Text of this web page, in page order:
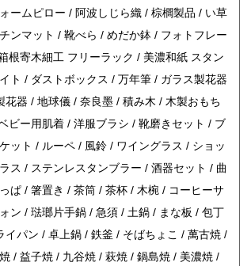
ームピロー / 阿波しじら織 / 棕櫚製品 / い草
ンマット / 靴べら / めだか鉢 / フォトフレー
根寄木細工 フリーラック / 美濃和紙 スタン
イト / ダストボックス / 万年筆 / ガラス製花器
花器 / 地球儀 / 奈良墨 / 積み木 / 木製おもち
ビー用肌着 / 洋服ブラシ / 靴磨きセット / ブ
ット / ルーペ / 風鈴 / ワイングラス / ショッ
ラス / ステンレスタンブラー / 酒器セット / 曲
ぱ / 箸置き / 茶筒 / 茶杯 / 木椀 / コーヒーサ
ン / 琺瑯片手鍋 / 急須 / 土鍋 / まな板 / 包丁
イパン / 卓上鍋 / 鉄釜 / そばちょこ / 萬古焼 /
/ 益子焼 / 九谷焼 / 萩焼 / 鍋島焼 / 美濃焼 /